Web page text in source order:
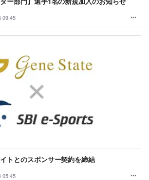
09:45
トとのスポンサー契約を締結
05:45